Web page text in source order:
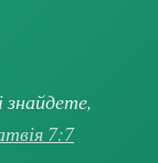
знайдете,
7:7